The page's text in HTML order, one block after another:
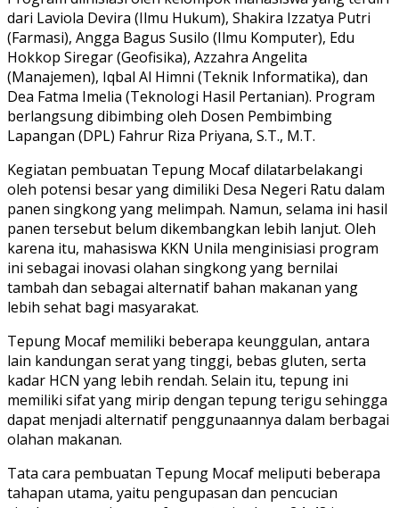
dari Laviola Devira (Ilmu Hukum), Shakira Izzatya Putri
(Farmasi), Angga Bagus Susilo (Ilmu Komputer), Edu
Hokkop Siregar (Geofisika), Azzahra Angelita
(Manajemen), Iqbal Al Himni (Teknik Informatika), dan
Dea Fatma Imelia (Teknologi Hasil Pertanian). Program
berlangsung dibimbing oleh Dosen Pembimbing
Lapangan (DPL) Fahrur Riza Priyana, S.T., M.T.
Kegiatan pembuatan Tepung Mocaf dilatarbelakangi
oleh potensi besar yang dimiliki Desa Negeri Ratu dalam
panen singkong yang melimpah. Namun, selama ini hasil
panen tersebut belum dikembangkan lebih lanjut. Oleh
karena itu, mahasiswa KKN Unila menginisiasi program
ini sebagai inovasi olahan singkong yang bernilai
tambah dan sebagai alternatif bahan makanan yang
lebih sehat bagi masyarakat.
Tepung Mocaf memiliki beberapa keunggulan, antara
lain kandungan serat yang tinggi, bebas gluten, serta
kadar HCN yang lebih rendah. Selain itu, tepung ini
memiliki sifat yang mirip dengan tepung terigu sehingga
dapat menjadi alternatif penggunaannya dalam berbagai
olahan makanan.
Tata cara pembuatan Tepung Mocaf meliputi beberapa
tahapan utama, yaitu pengupasan dan pencucian